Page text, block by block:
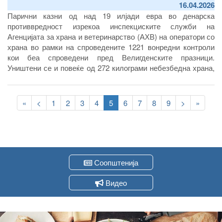
16.04.2026
Парични казни од над 19 илјади евра во денарска
противвредност изрекоа инспекциските служби на
Агенцијата за храна и ветеринарство (АХВ) на оператори со
храна во рамки на спроведените 1221 вонредни контроли
кои беа спроведени пред Велигденските празници.
Уништени се и повеќе од 272 килограми небезбедна храна,
нештетно уништени на депонијата Дрисла беа и повеќе од
40 тони небезбедни јајца по потекло од соседна Србија кои
беше спречено да се прошверцуваат во земјава.
Pagination
First
page
«
Previous
page
< Page
1 Page
2 Page
3 Page
4
Current
page
5 Page
6 Page
7 Page
8 Page
9
Следна
страна
>
Last
page
»
Соопштенија
Видео